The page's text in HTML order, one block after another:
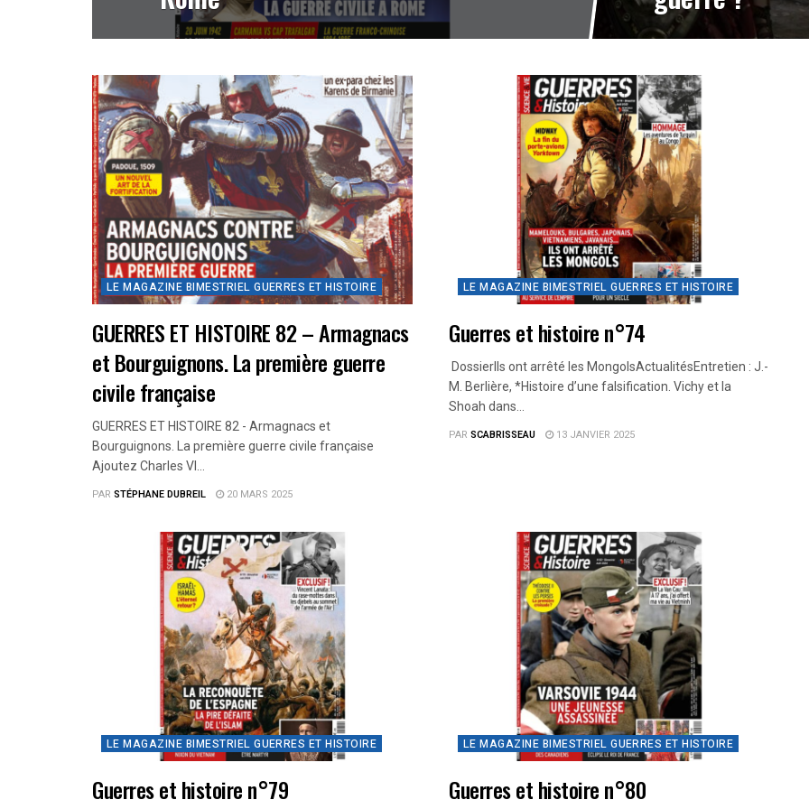
LE MAGAZINE BIMESTRIEL GUERRES ET HISTOIRE
GUERRES ET HISTOIRE 82 – Armagnacs
et Bourguignons. La première guerre
civile française
GUERRES ET HISTOIRE 82 - Armagnacs et
Bourguignons. La première guerre civile française
Ajoutez Charles VI...
PAR STÉPHANE DUBREIL 20 MARS 2025
LE MAGAZINE BIMESTRIEL GUERRES ET HISTOIRE
Guerres et histoire n°74
DossierIls ont arrêté les MongolsActualitésEntretien : J.-
M. Berlière, *Histoire d’une falsification. Vichy et la
Shoah dans...
PAR SCABRISSEAU 13 JANVIER 2025
LE MAGAZINE BIMESTRIEL GUERRES ET HISTOIRE
Guerres et histoire n°79
LE MAGAZINE BIMESTRIEL GUERRES ET HISTOIRE
Guerres et histoire n°80